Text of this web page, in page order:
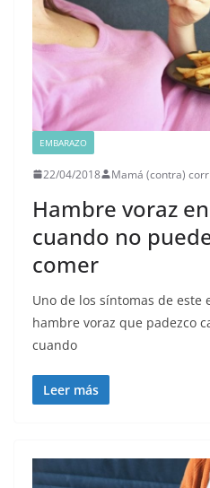
EMBARAZO
22/04/2018 Mamá (contra)
Hambre voraz
cuando no
comer
Uno de los síntomas de este
hambre voraz que padezco
cuando
Leer más